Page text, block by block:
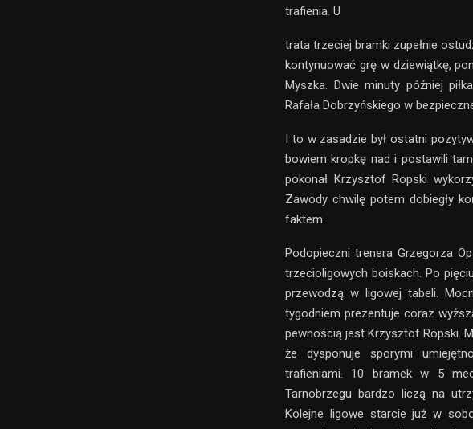
trafienia. U
trata trzeciej bramki zupełnie
kontynuować grę w dziewiątkę,
Myszka. Dwie minuty później
Rafała Dobrzyńskiego w
I to w zasadzie był ostatni
bowiem kropkę nad i postawili
pokonał Krzysztof Ropski
Zawody chwilę potem dobiegły
faktem.
Podopieczni trenera Grzegorza
trzecioligowych boiskach. Po
przewodzą w ligowej tabeli.
tygodniem prezentuje coraz
pewnością jest Krzysztof Ropski.
że dysponuje sporymi
trafieniami. 10 bramek w 5
Tarnobrzegu bardzo liczą na
Kolejne ligowe starcie już w